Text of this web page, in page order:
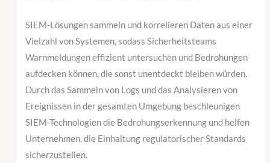
SIEM-Lösungen sammeln und korrelieren Daten aus einer
Vielzahl von Systemen, sodass Sicherheitsteams
Warnmeldungen effizient untersuchen und Bedrohungen
aufdecken können, die sonst unentdeckt bleiben würden.
Durch das Sammeln von Logs und das Analysieren von
Ereignissen in der gesamten Umgebung beschleunigen
SIEM-Technologien die Bedrohungserkennung und helfen
Unternehmen, die Einhaltung regulatorischer Standards
sicherzustellen.